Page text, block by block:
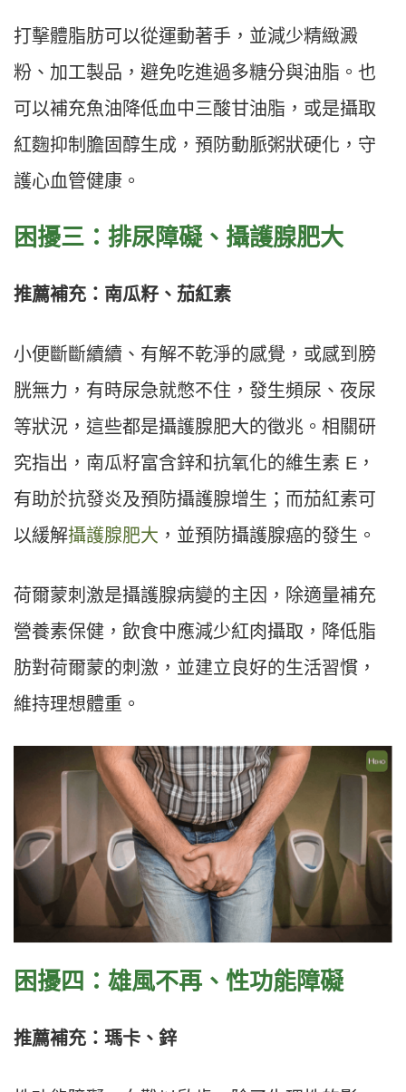
打擊體脂肪可以從運動著手，並減少精緻澱
粉、加工製品，避免吃進過多糖分與油脂。也
可以補充魚油降低血中三酸甘油脂，或是攝取
紅麴抑制膽固醇生成，預防動脈粥狀硬化，守
護心血管健康。
困擾三：排尿障礙、攝護腺肥大
推薦補充：南瓜籽、茄紅素
小便斷斷續續、有解不乾淨的感覺，或感到膀
胱無力，有時尿急就憋不住，發生頻尿、夜尿
等狀況，這些都是攝護腺肥大的徵兆。相關研
究指出，南瓜籽富含鋅和抗氧化的維生素 E，
有助於抗發炎及預防攝護腺增生；而茄紅素可
以緩解攝護腺肥大 ，並預防攝護腺癌的發生。
荷爾蒙刺激是攝護腺病變的主因，除適量補充
營養素保健，飲食中應減少紅肉攝取，降低脂
肪對荷爾蒙的刺激，並建立良好的生活習慣，
維持理想體重。
困擾四：雄風不再、性功能障礙
推薦補充：瑪卡、鋅